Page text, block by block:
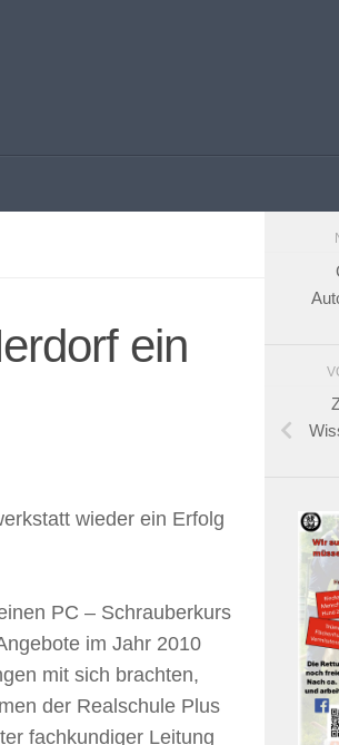
ein
wieder ein Erfolg
PC – Schrauberkurs
im Jahr 2010
mit sich brachten,
der Realschule Plus
fachkundiger Leitung